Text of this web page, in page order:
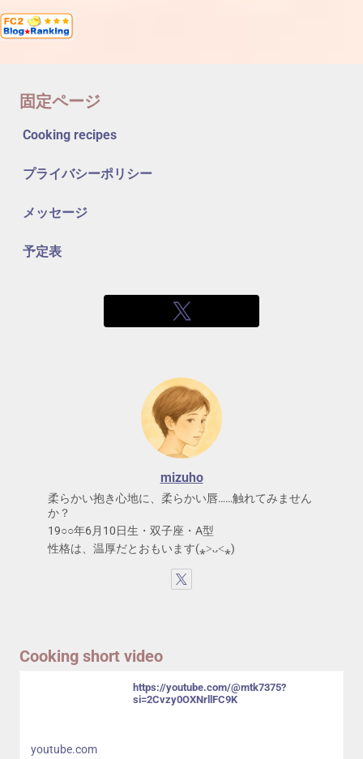
固定ページ
Cooking recipes
プライバシーポリシー
メッセージ
予定表
mizuho
柔らかい抱き心地に、柔らかい唇……触れてみません
か？
19○○年6月10日生・双子座・A型
性格は、温厚だとおもいます(⁎˃ᴗ˂⁎)
Cooking short video
https://youtube.com/@mtk7375?
si=2Cvzy0OXNrllFC9K
youtube.com